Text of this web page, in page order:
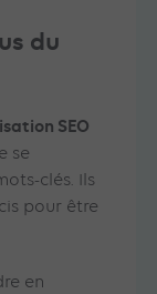
du
SEO
se
clés. Ils
pour être
en